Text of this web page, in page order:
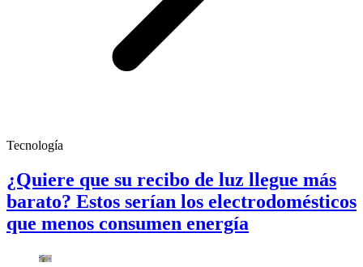
Tecnología
¿Quiere que su recibo de luz llegue más
barato? Estos serían los electrodomésticos
que menos consumen energía